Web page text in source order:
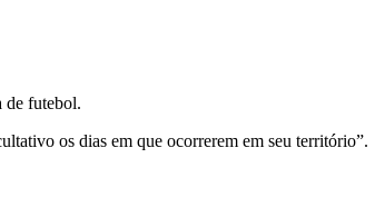
de futebol.
os dias em que ocorrerem em seu território”.